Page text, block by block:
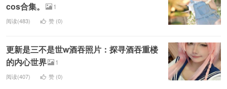
cos合集。
1
阅读(483) 赞 (0)
更新是三不是世w酒吞照片：探寻酒吞重楼
的内心世界
1
阅读(407) 赞 (0)